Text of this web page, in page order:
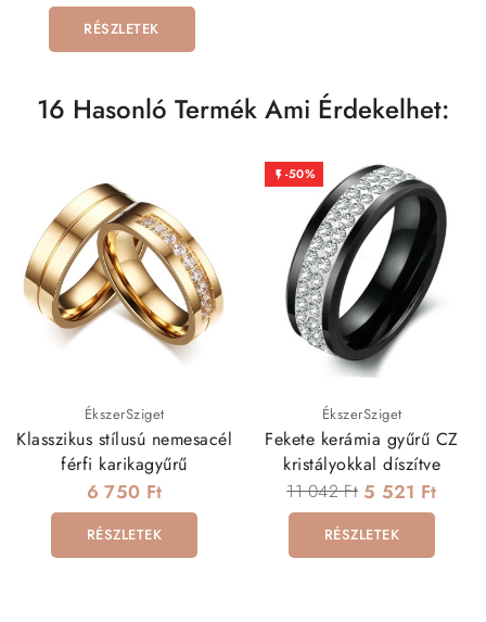
RÉSZLETEK
16 Hasonló Termék Ami Érdekelhet:
ÉkszerSziget
Klasszikus stílusú nemesacél
férfi karikagyűrű
6 750 Ft
RÉSZLETEK
 -50%
ÉkszerSziget
Fekete kerámia gyűrű CZ
kristályokkal díszítve
11 042 Ft 5 521 Ft
RÉSZLETEK